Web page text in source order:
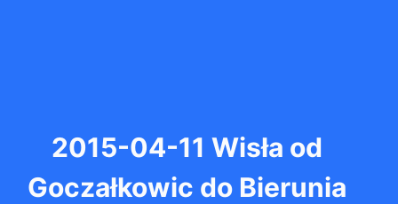
2015-04-11 Wisła od
Goczałkowic do Bierunia